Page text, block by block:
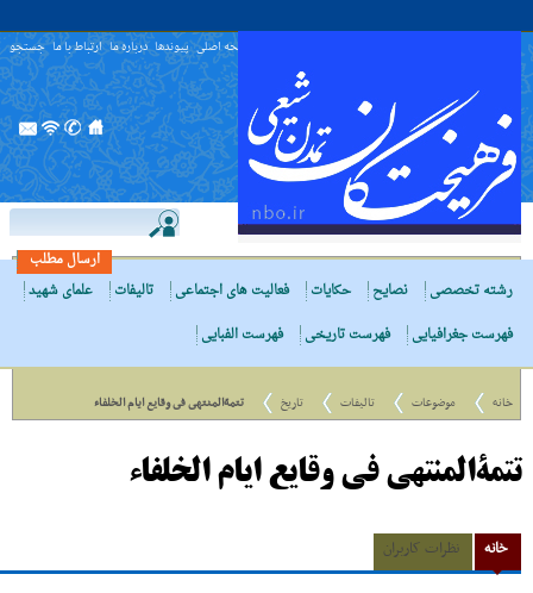
صفحه اصلی پیوندها درباره ما ارتباط با ما جستجو
ارسال مطلب
رشته تخصصی
نصایح حکایات فعالیت های اجتماعی تالیفات
علمای شهید
فهرست جغرافیایی
فهرست تاریخی فهرست الفبایی
خانه موضوعات تالیفات تاریخ تتمةالمنتهى فى وقایع ایام الخلفاء
تتمةالمنتهى فى وقایع ایام الخلفاء
خانه نظرات کاربران